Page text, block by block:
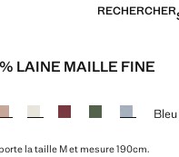
RECHERCHER
LAINE MAILLE FINE
€ ]
couleur
la taille M et mesure 190cm.